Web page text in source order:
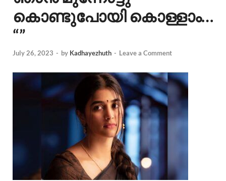
കൊണ്ടുപോയി കൊള്ളാം…
“”
July 26, 2023 - by Kadhayezhuth - Leave a Comment